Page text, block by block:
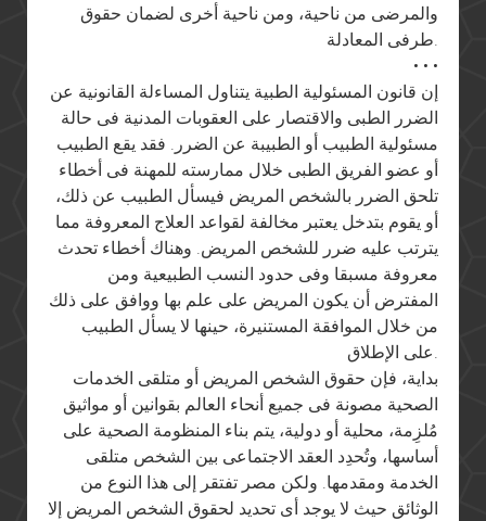
والمرضى من ناحية، ومن ناحية أخرى لضمان حقوق
طرفى المعادلة.
• • •
إن قانون المسئولية الطبية يتناول المساءلة القانونية عن
الضرر الطبى والاقتصار على العقوبات المدنية فى حالة
مسئولية الطبيب أو الطبيبة عن الضرر. فقد يقع الطبيب
أو عضو الفريق الطبى خلال ممارسته للمهنة فى أخطاء
تلحق الضرر بالشخص المريض فيسأل الطبيب عن ذلك،
أو يقوم بتدخل يعتبر مخالفة لقواعد العلاج المعروفة مما
يترتب عليه ضرر للشخص المريض. وهناك أخطاء تحدث
معروفة مسبقا وفى حدود النسب الطبيعية ومن
المفترض أن يكون المريض على علم بها ووافق على ذلك
من خلال الموافقة المستنيرة، حينها لا يسأل الطبيب
على الإطلاق.
بداية، فإن حقوق الشخص المريض أو متلقى الخدمات
الصحية مصونة فى جميع أنحاء العالم بقوانين أو مواثيق
مُلزِمة، محلية أو دولية، يتم بناء المنظومة الصحية على
أساسها، وتُحدِد العقد الاجتماعى بين الشخص متلقى
الخدمة ومقدمها. ولكن مصر تفتقر إلى هذا النوع من
الوثائق حيث لا يوجد أى تحديد لحقوق الشخص المريض إلا